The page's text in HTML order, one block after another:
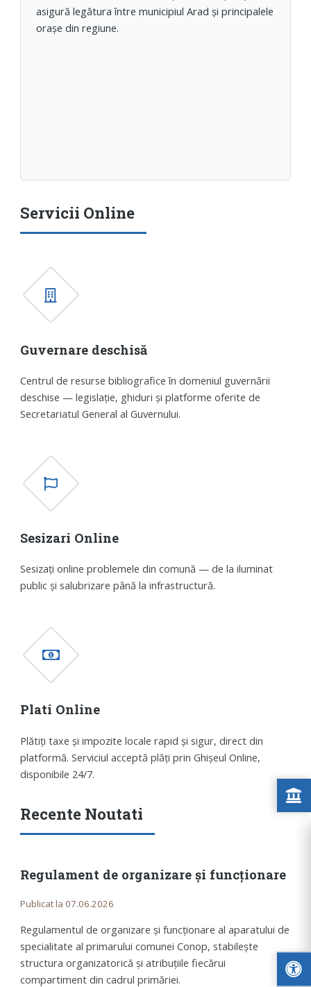
asigură legătura între municipiul Arad și principalele
orașe din regiune.
Servicii Online
Guvernare deschisă
Centrul de resurse bibliografice în domeniul guvernării
deschise — legislație, ghiduri și platforme oferite de
Secretariatul General al Guvernului.
Sesizari Online
Sesizați online problemele din comună — de la iluminat
public și salubrizare până la infrastructură.
Plati Online
Plătiți taxe și impozite locale rapid și sigur, direct din
platformă. Serviciul acceptă plăți prin Ghișeul Online,
disponibile 24/7.
Recente Noutati
Regulament de organizare și funcționare
Publicat la 07.06.2026
Regulamentul de organizare și funcționare al aparatului de
specialitate al primarului comunei Conop, stabilește
structura organizatorică și atribuțiile fiecărui
compartiment din cadrul primăriei.